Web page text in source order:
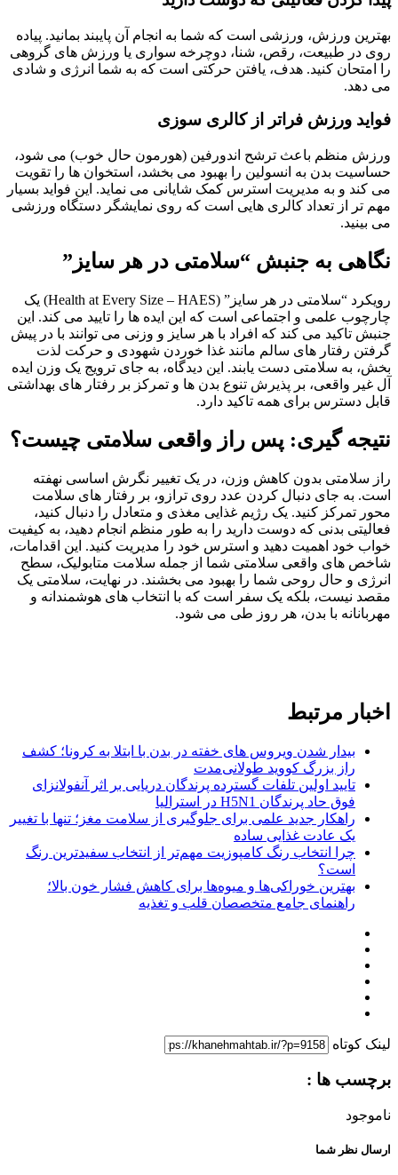
بهترین ورزش، ورزشی است که شما به انجام آن پایبند بمانید. پیاده
روی در طبیعت، رقص، شنا، دوچرخه سواری یا ورزش های گروهی
را امتحان کنید. هدف، یافتن حرکتی است که به شما انرژی و شادی
می دهد.
فواید ورزش فراتر از کالری سوزی
ورزش منظم باعث ترشح اندورفین (هورمون حال خوب) می شود،
حساسیت بدن به انسولین را بهبود می بخشد، استخوان ها را تقویت
می کند و به مدیریت استرس کمک شایانی می نماید. این فواید بسیار
مهم تر از تعداد کالری هایی است که روی نمایشگر دستگاه ورزشی
می بینید.
نگاهی به جنبش “سلامتی در هر سایز”
رویکرد “سلامتی در هر سایز” (Health at Every Size – HAES) یک
چارچوب علمی و اجتماعی است که این ایده ها را تایید می کند. این
جنبش تاکید می کند که افراد با هر سایز و وزنی می توانند با در پیش
گرفتن رفتار های سالم مانند غذا خوردن شهودی و حرکت لذت
بخش، به سلامتی دست یابند. این دیدگاه، به جای ترویج یک وزن ایده
آل غیر واقعی، بر پذیرش تنوع بدن ها و تمرکز بر رفتار های بهداشتی
قابل دسترس برای همه تاکید دارد.
نتیجه گیری: پس راز واقعی سلامتی چیست؟
راز سلامتی بدون کاهش وزن، در یک تغییر نگرش اساسی نهفته
است. به جای دنبال کردن عدد روی ترازو، بر رفتار های سلامت
محور تمرکز کنید. یک رژیم غذایی مغذی و متعادل را دنبال کنید،
فعالیتی بدنی که دوست دارید را به طور منظم انجام دهید، به کیفیت
خواب خود اهمیت دهید و استرس خود را مدیریت کنید. این اقدامات،
شاخص های واقعی سلامتی شما از جمله سلامت متابولیک، سطح
انرژی و حال روحی شما را بهبود می بخشند. در نهایت، سلامتی یک
مقصد نیست، بلکه یک سفر است که با انتخاب های هوشمندانه و
مهربانانه با بدن، هر روز طی می شود.
اخبار مرتبط
بیدار شدن ویروس‌ های خفته در بدن با ابتلا به کرونا؛ کشف
راز بزرگ کووید طولانی‌مدت
تایید اولین تلفات گسترده پرندگان دریایی بر اثر آنفولانزای
فوق حاد پرندگان H5N1 در استرالیا
راهکار جدید علمی برای جلوگیری از سلامت مغز؛ تنها با تغییر
یک عادت غذایی ساده
چرا انتخاب رنگ کامپوزیت مهم‌تر از انتخاب سفیدترین رنگ
است؟
بهترین خوراکی‌ها و میوه‌ها برای کاهش فشار خون بالا؛
راهنمای جامع متخصصان قلب و تغذیه
لینک کوتاه
برچسب ها :
ناموجود
ارسال نظر شما